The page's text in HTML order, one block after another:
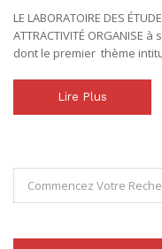
LE LABORATOIRE DES
ATTRACTIVITÉ
dont le premier thème
Lire Plus